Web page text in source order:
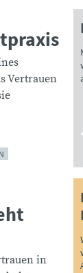
Vertrauen
in